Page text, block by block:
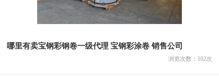
哪里有卖宝钢彩钢卷一级代理 宝钢彩涂卷 销售公司
浏览次数： 102次